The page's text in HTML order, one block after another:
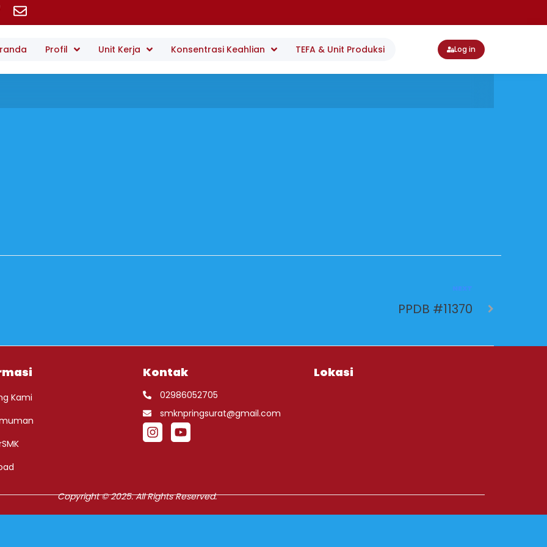
Profil Unit Kerja Konsentrasi Keahlian TEFA & Unit Produksi Log in
PPDB #11370
Kami
Kontak
02986052705
smknpringsurat@gmail.com
Lokasi
Copyright © 2025. All Rights Reserved.